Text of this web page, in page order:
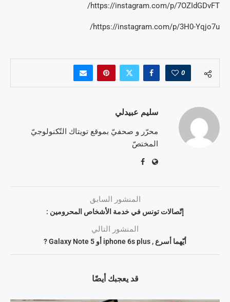
https://instagram.com/p/7OZIdGDvFT/
https://instagram.com/p/3H0-Yqjo7u/
0
سليم عبيدلي
محرّر و صحفيّ بموقع تويتاك التّكنولوجيّ
المختصّ
المنشور السابق
إتّصالات تونس في خدمة الأشخاص المحرومين :
المنشور التالي
أيّهما أسرع , iphone 6s plus أو Galaxy Note 5 ?
قد يعجبك أيضًا